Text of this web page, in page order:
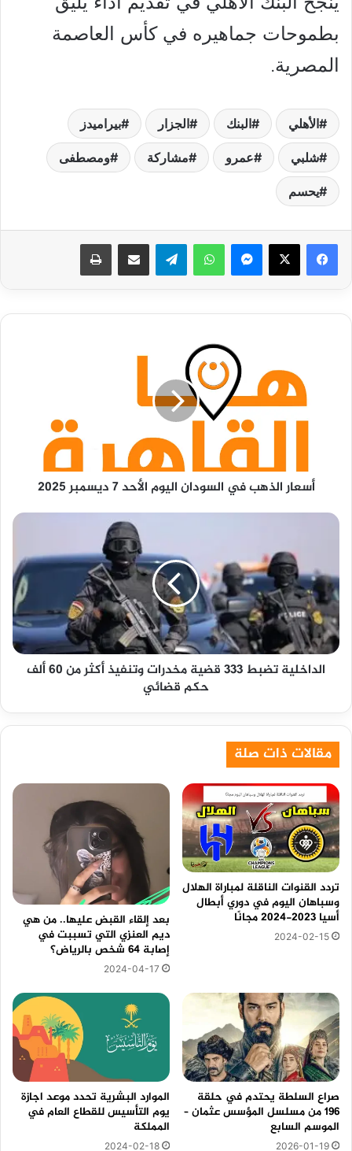
بطموحات جماهيره في كأس العاصمة
المصرية.
الأهلي البنك الجزار بيراميدز
شلبي عمرو مشاركة ومصطفى
يحسم
فيسبوك ‫X ماسنجر واتساب تيلقرام مشاركة عبر البريد طباعة
السودان
أسعار الذهب في السودان اليوم الأحد 7 ديسمبر 2025
الداخلية
قضية
مخدرات
وتنفيذ
أكثر
من
60
ألف
الداخلية تضبط 333 قضية مخدرات وتنفيذ أكثر من 60 ألف
حكم قضائي
مقالات ذات صلة
تردد القنوات الناقلة لمباراة الهلال
وسباهان اليوم في دوري أبطال
أسيا 2023-2024 مجانًا
2024-02-15
بعد إلقاء القبض عليها.. من هي
ديم العنزي التي تسببت في
إصابة 64 شخص بالرياض؟
2024-04-17
صراع السلطة يحتدم في حلقة
196 من مسلسل المؤسس عثمان –
الموسم السابع
2026-01-19
الموارد البشرية تحدد موعد اجازة
يوم التأسيس للقطاع العام في
المملكة
2024-02-18